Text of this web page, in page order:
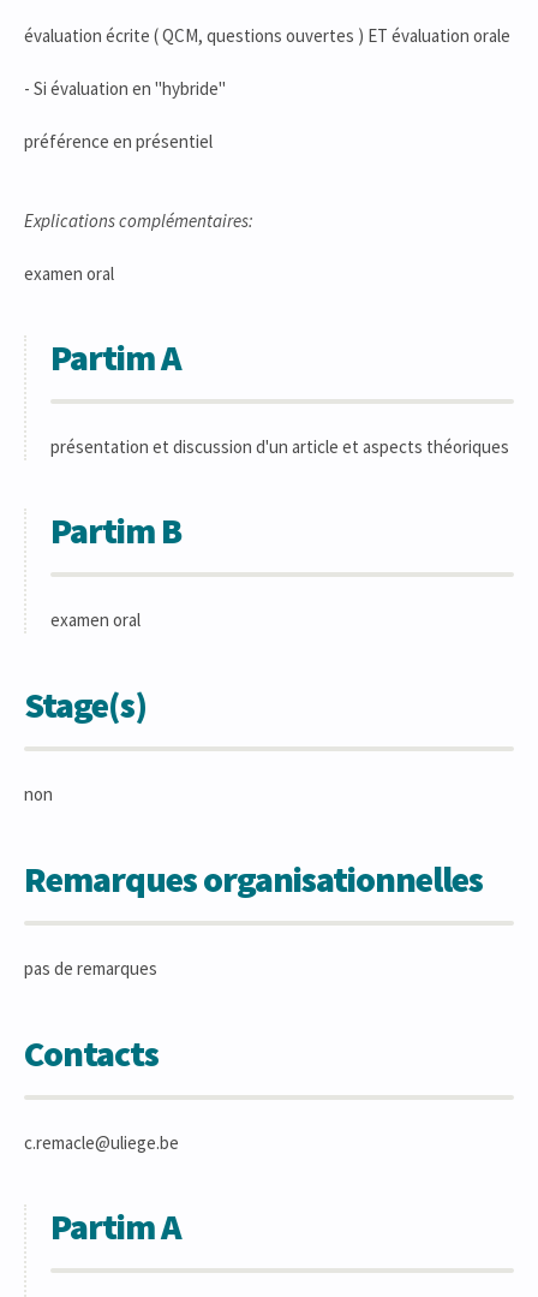
évaluation écrite ( QCM, questions ouvertes ) ET évaluation orale
- Si évaluation en "hybride"
préférence en présentiel
Explications complémentaires:
examen oral
Partim A
présentation et discussion d'un article et aspects théoriques
Partim B
examen oral
Stage(s)
non
Remarques organisationnelles
pas de remarques
Contacts
c.remacle@uliege.be
Partim A